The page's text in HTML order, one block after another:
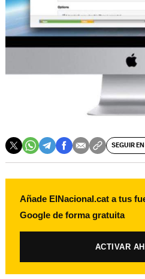
SEGUIR EN
Añade ElNacional.cat a tus
Google de forma gratuita
ACTIVAR